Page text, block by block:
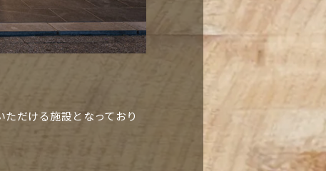
だける施設となっており